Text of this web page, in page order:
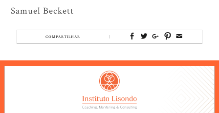
Samuel Beckett
COMPARTILHAR